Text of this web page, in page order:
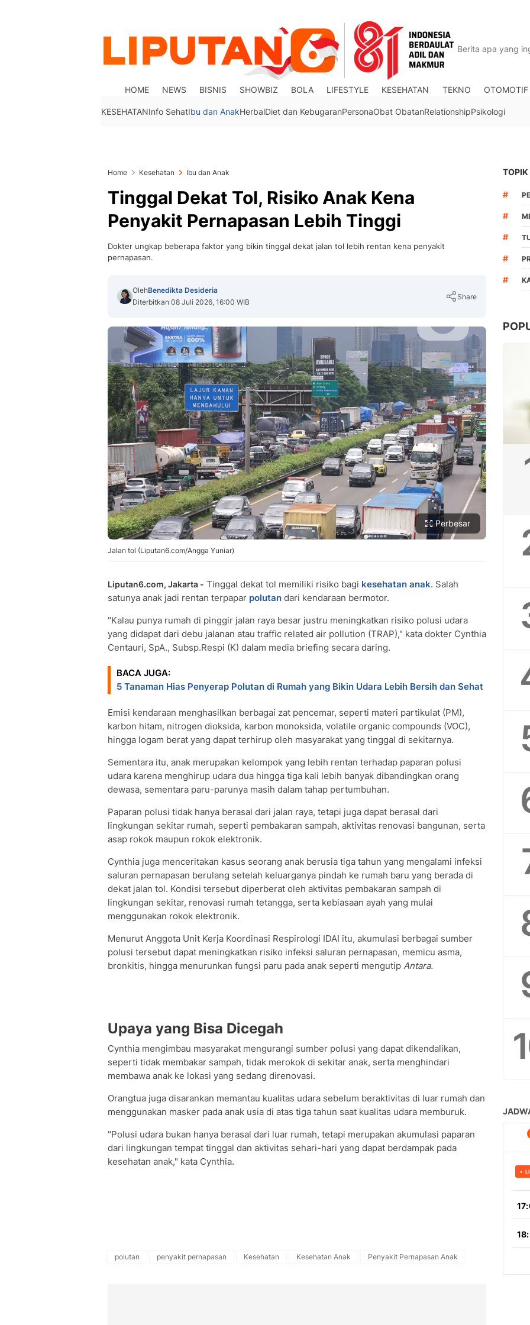
HOME NEWS BISNIS SHOWBIZ BOLA LIFESTYLE KESEHATAN TEKNO OTOMOTIF
KESEHATANInfo SehatIbu dan AnakHerbalDiet dan KebugaranPersonaObat ObatanRelationshipPsikologi
Home Kesehatan Ibu dan Anak
Tinggal Dekat Tol, Risiko Anak Kena
Penyakit Pernapasan Lebih Tinggi
Dokter ungkap beberapa faktor yang bikin tinggal dekat jalan tol lebih rentan kena penyakit
pernapasan.
OlehBenedikta Desideria
Diterbitkan 08 Juli 2026, 16:00 WIB
Share
Copy Link
Perbesar
Jalan tol (Liputan6.com/Angga Yuniar)
Liputan6.com, Jakarta - Tinggal dekat tol memiliki risiko bagi kesehatan anak. Salah
satunya anak jadi rentan terpapar polutan dari kendaraan bermotor.
"Kalau punya rumah di pinggir jalan raya besar justru meningkatkan risiko polusi udara
yang didapat dari debu jalanan atau traffic related air pollution (TRAP)," kata dokter Cynthia
Centauri, SpA., Subsp.Respi (K) dalam media briefing secara daring.
BACA JUGA:
5 Tanaman Hias Penyerap Polutan di Rumah yang Bikin Udara Lebih Bersih dan Sehat
Emisi kendaraan menghasilkan berbagai zat pencemar, seperti materi partikulat (PM),
karbon hitam, nitrogen dioksida, karbon monoksida, volatile organic compounds (VOC),
hingga logam berat yang dapat terhirup oleh masyarakat yang tinggal di sekitarnya.
Sementara itu, anak merupakan kelompok yang lebih rentan terhadap paparan polusi
udara karena menghirup udara dua hingga tiga kali lebih banyak dibandingkan orang
dewasa, sementara paru-parunya masih dalam tahap pertumbuhan.
Paparan polusi tidak hanya berasal dari jalan raya, tetapi juga dapat berasal dari
lingkungan sekitar rumah, seperti pembakaran sampah, aktivitas renovasi bangunan, serta
asap rokok maupun rokok elektronik.
Cynthia juga menceritakan kasus seorang anak berusia tiga tahun yang mengalami infeksi
saluran pernapasan berulang setelah keluarganya pindah ke rumah baru yang berada di
dekat jalan tol. Kondisi tersebut diperberat oleh aktivitas pembakaran sampah di
lingkungan sekitar, renovasi rumah tetangga, serta kebiasaan ayah yang mulai
menggunakan rokok elektronik.
Menurut Anggota Unit Kerja Koordinasi Respirologi IDAI itu, akumulasi berbagai sumber
polusi tersebut dapat meningkatkan risiko infeksi saluran pernapasan, memicu asma,
bronkitis, hingga menurunkan fungsi paru pada anak seperti mengutip Antara.
Upaya yang Bisa Dicegah
Cynthia mengimbau masyarakat mengurangi sumber polusi yang dapat dikendalikan,
seperti tidak membakar sampah, tidak merokok di sekitar anak, serta menghindari
membawa anak ke lokasi yang sedang direnovasi.
Orangtua juga disarankan memantau kualitas udara sebelum beraktivitas di luar rumah dan
menggunakan masker pada anak usia di atas tiga tahun saat kualitas udara memburuk.
"Polusi udara bukan hanya berasal dari luar rumah, tetapi merupakan akumulasi paparan
dari lingkungan tempat tinggal dan aktivitas sehari-hari yang dapat berdampak pada
kesehatan anak," kata Cynthia.
polutan penyakit pernapasan Kesehatan Kesehatan Anak Penyakit Pernapasan Anak
TOPIK
#
#
#
#
#